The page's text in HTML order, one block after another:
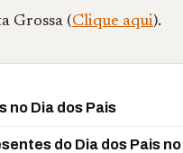
Grossa (Clique aqui).
no Dia dos Pais
do Dia dos Pais